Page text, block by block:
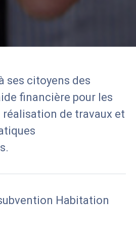
Piscine
ses citoyens des
financière pour les
de travaux et
Habitation